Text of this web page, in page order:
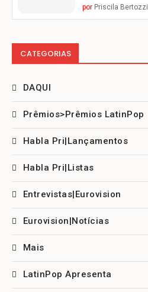
por Priscila Bertozzi
CATEGORIAS
DAQUI
Prêmios>Prêmios LatinPop
Habla Pri|Lançamentos
Habla Pri|Listas
Entrevistas|Eurovision
Eurovision|Notícias
Mais
LatinPop Apresenta